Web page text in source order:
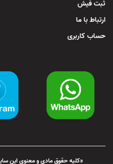
ثبت فیش
ارتباط با ما
حساب کاربری
«کلیه حقوق مادی و معنوی این سایت متعلق به "مستر میکرو"می باشد»